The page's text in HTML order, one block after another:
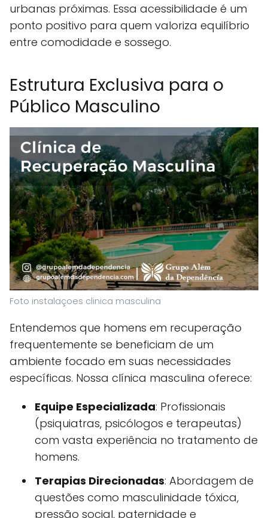
urbanas próximas. Essa acessibilidade é um
ponto positivo para quem valoriza equilíbrio
entre comodidade e sossego.
Estrutura Exclusiva para o
Público Masculino
Foto instalaçoes clinica masculina
Entendemos que homens em recuperação
frequentemente se beneficiam de um
ambiente focado em suas necessidades
específicas. Nossa clínica masculina oferece:
Equipe Especializada: Profissionais
(psiquiatras, psicólogos e terapeutas)
com vasta experiência no tratamento de
homens.
Terapias Direcionadas: Abordagem de
questões como masculinidade tóxica,
pressão social, paternidade e